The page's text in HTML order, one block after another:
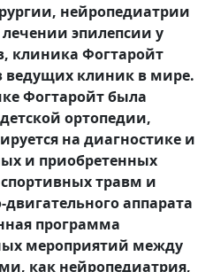
нейропедиатрии
эпилепсии у
клиника Фогтаройт
ведущих клиник в мире.
Фогтаройт была
ортопедии,
на диагностике и
и приобретенных
травм и
аппарата
программа
мероприятий между
как нейропедиатрия,